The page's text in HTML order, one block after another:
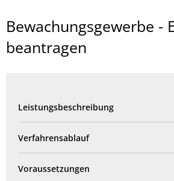
Bewachungsgewerbe -
beantragen
Leistungsbeschreibung
Verfahrensablauf
Voraussetzungen